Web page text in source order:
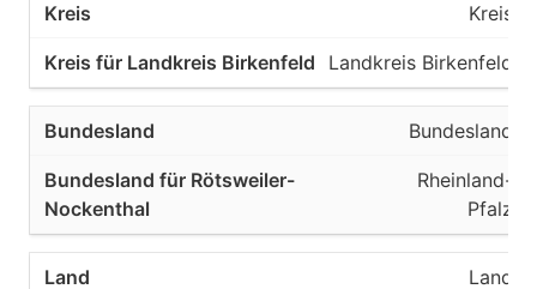
Kreis
Landkreis Birkenfeld
Bundesland
Rheinland-
Pfalz
Land